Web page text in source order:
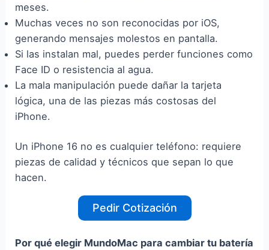
meses.
Muchas veces no son reconocidas por iOS,
generando mensajes molestos en pantalla.
Si las instalan mal, puedes perder funciones como
Face ID o resistencia al agua.
La mala manipulación puede dañar la tarjeta
lógica, una de las piezas más costosas del
iPhone.
Un iPhone 16 no es cualquier teléfono: requiere
piezas de calidad y técnicos que sepan lo que
hacen.
Pedir Cotización
Por qué elegir MundoMac para cambiar tu batería